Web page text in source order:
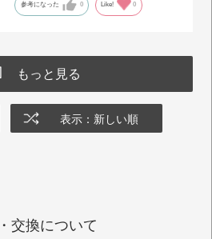
参考になった 0 Like! 0
もっと見る
表示：新しい順
交換について